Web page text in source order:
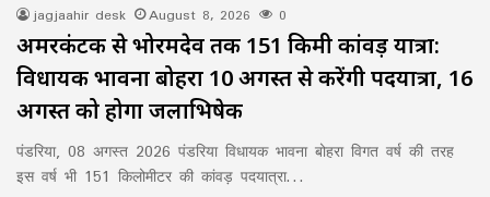
jagjaahir desk August 8, 2026 0
अमरकंटक से भोरमदेव तक 151 किमी कांवड़ यात्रा:
विधायक भावना बोहरा 10 अगस्त से करेंगी पदयात्रा, 16
अगस्त को होगा जलाभिषेक
पंडरिया, 08 अगस्त 2026 पंडरिया विधायक भावना बोहरा विगत वर्ष की तरह
इस वर्ष भी 151 किलोमीटर की कांवड़ पदयात्रा…